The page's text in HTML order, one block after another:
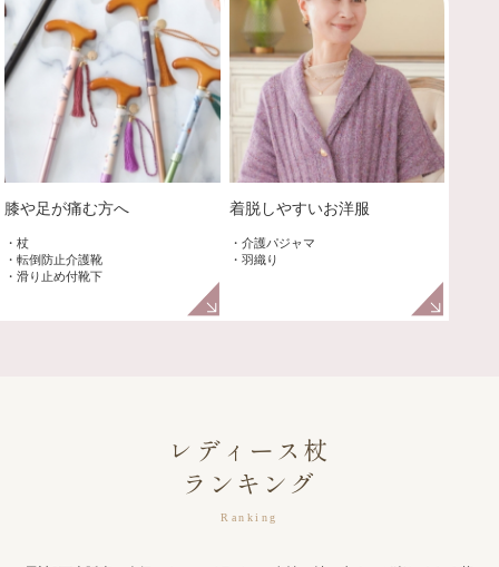
膝や足が痛む方へ
・杖
・転倒防止介護靴
・滑り止め付靴下
着脱しやすいお洋服
・介護パジャマ
・羽織り
レディース杖
ランキング
Ranking